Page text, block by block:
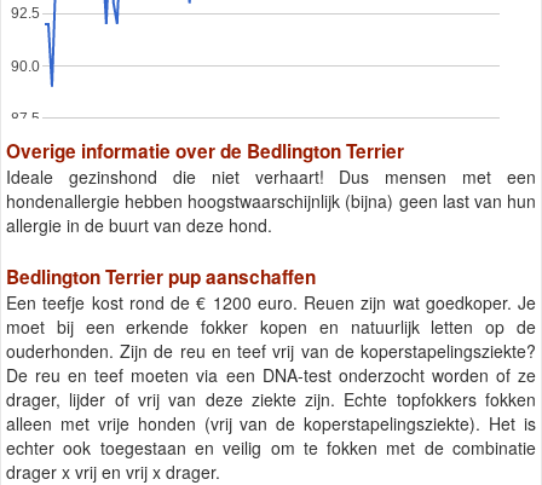
87.5
90.0
92.5
Overige informatie over de Bedlington Terrier
Ideale gezinshond die niet verhaart! Dus mensen met een
hondenallergie hebben hoogstwaarschijnlijk (bijna) geen last van hun
allergie in de buurt van deze hond.
Bedlington Terrier pup aanschaffen
Een teefje kost rond de € 1200 euro. Reuen zijn wat goedkoper. Je
moet bij een erkende fokker kopen en natuurlijk letten op de
ouderhonden. Zijn de reu en teef vrij van de koperstapelingsziekte?
De reu en teef moeten via een DNA-test onderzocht worden of ze
drager, lijder of vrij van deze ziekte zijn. Echte topfokkers fokken
alleen met vrije honden (vrij van de koperstapelingsziekte). Het is
echter ook toegestaan en veilig om te fokken met de combinatie
drager x vrij en vrij x drager.